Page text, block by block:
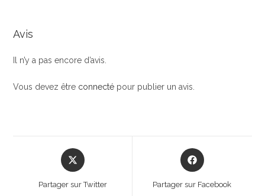
Avis
Il n’y a pas encore d’avis.
Vous devez être connecté pour publier un avis.
Opens
in
new
Partager sur Twitter
Opens
in
Partager sur Facebook